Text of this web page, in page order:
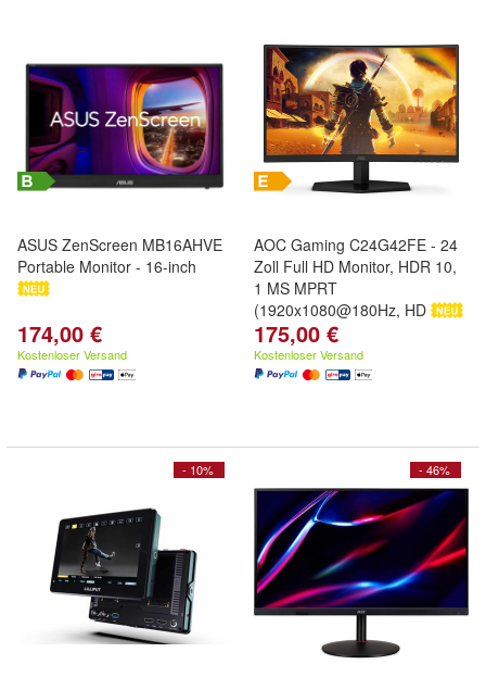
ASUS ZenScreen MB16AHVE
Portable Monitor - 16-inch
174,00 €
Kostenloser Versand
AOC Gaming C24G42FE - 24
Zoll Full HD Monitor, HDR 10,
1 MS MPRT
(1920x1080@180Hz, HD
175,00 €
Kostenloser Versand
- 10% - 46%